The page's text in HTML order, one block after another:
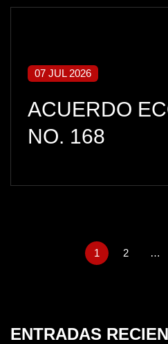
07 JUL 2026
ACUERDO
NO. 168
1 2 …
ENTRADAS